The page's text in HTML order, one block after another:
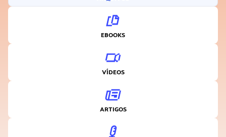
EBOOKS
VÍDEOS
ARTIGOS